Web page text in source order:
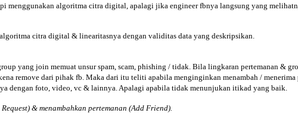
menggunakan algoritma citra digital, apalagi jika engineer fbnya langsung yang
citra digital & linearitasnya dengan validitas data yang deskripsikan.
yang join memuat unsur spam, scam, phishing / tidak. Bila lingkaran pertemanan &
remove dari pihak fb. Maka dari itu teliti apabila menginginkan menambah /
dengan foto, video, vc & lainnya. Apalagi apabila tidak menunjukan itikad yang baik.
& menambahkan pertemanan (Add Friend).